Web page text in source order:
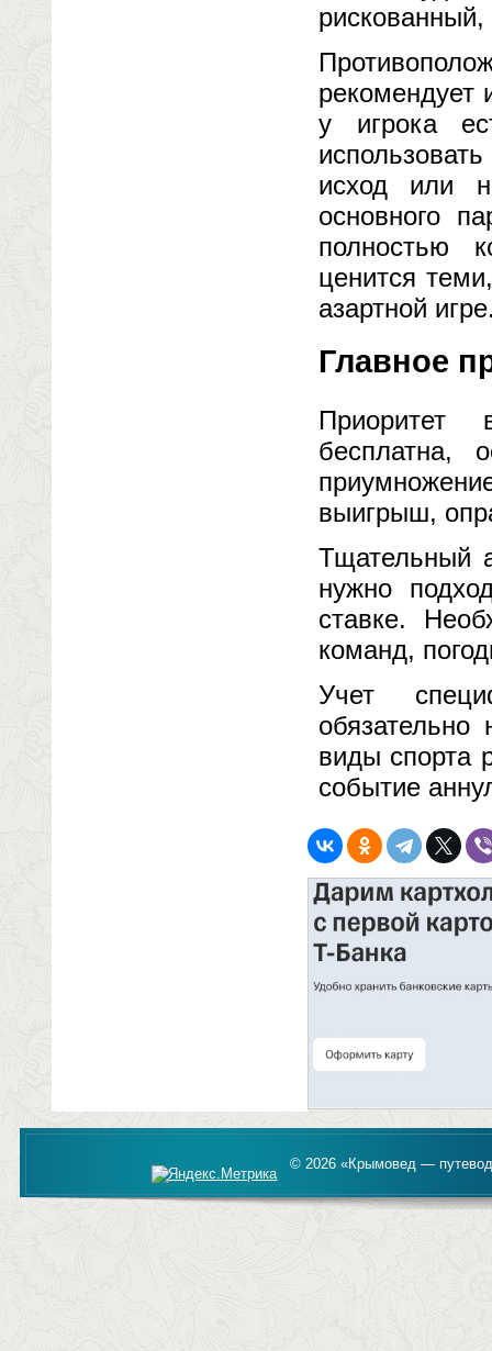
рекомендует
у игрока
исход или
основного
полностью
ценится
азартной
Главное
Приоритет
бесплатна,
выигрыш,
Тщательный
нужно
ставке.
команд,
Учет
виды спорта
событие
© 2026 «Крымовед —